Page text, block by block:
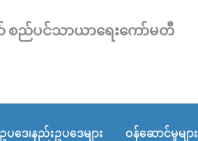
စည်ပင်သာယာရေးကော်မတီ
ဥပဒေ၊နည်းဥပဒေများ ဝန်ဆောင်မှုများ